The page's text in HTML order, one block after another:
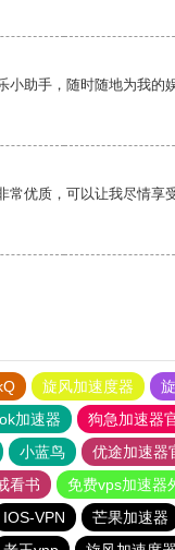
小助手，随时随地为我的
常优质，可以让我尽情享
旋风加速度器
加速器
狗急加速器
小蓝鸟 优途加速器
看书
免费vps加速器
IOS-VPN 芒果加速器